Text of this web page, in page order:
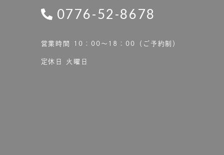
0776-52-8678
営業時間 10：00〜18：00（ご予約制）
定休日 火曜日